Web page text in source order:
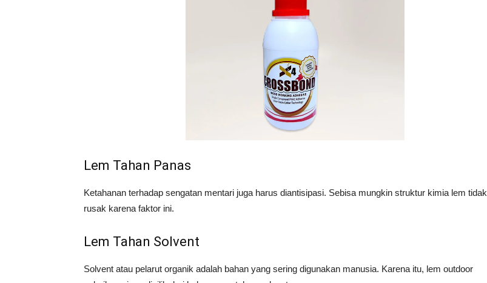
Lem Tahan Panas
Ketahanan terhadap sengatan mentari juga harus diantisipasi. Sebisa mungkin struktur kimia lem tidak
rusak karena faktor ini.
Lem Tahan Solvent
Solvent atau pelarut organik adalah bahan yang sering digunakan manusia. Karena itu, lem outdoor